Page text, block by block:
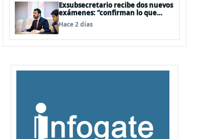
Exsubsecretario recibe dos nuevos
exámenes: “confirman lo que
siempre he dicho que no consumo
droga”
Hace 2 días